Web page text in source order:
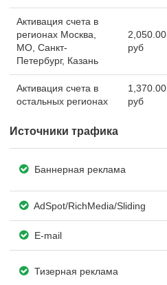
Активация счета в
регионах Москва,
МО, Санкт-
Петербург, Казань
2,050.00
руб
Активация счета в
остальных регионах
1,370.00
руб
Источники трафика
Баннерная реклама
AdSpot/RichMedia/Sli­ding
E-mail
Тизерная реклама